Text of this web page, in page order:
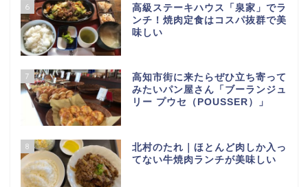
6
高級ステーキハウス「泉家」でラ
ンチ！焼肉定食はコスパ抜群で美
味しい
7
高知市街に来たらぜひ立ち寄って
みたいパン屋さん「ブーランジュ
リー プウセ（POUSSER）」
8
北村のたれ｜ほとんど肉しか入っ
てない牛焼肉ランチが美味しい